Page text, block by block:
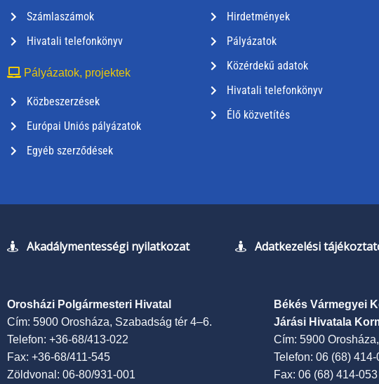
Számlaszámok
Hivatali telefonkönyv
Pályázatok, projektek
Közbeszerzések
Európai Uniós pályázatok
Egyéb szerződések
Hirdetmények
Pályázatok
Közérdekű adatok
Hivatali telefonkönyv
Élő közvetítés
Akadálymentességi nyilatkozat Adatkezelési
Orosházi Polgármesteri Hivatal
Cím: 5900 Orosháza, Szabadság tér 4–6.
Telefon: +36-68/413-022
Fax: +36-68/411-545
Zöldvonal: 06-80/931-001
Békés Vármegyei
Járási Hivatala
Cím: 5900
Telefon: 06 (68)
Fax: 06 (68) 414-053